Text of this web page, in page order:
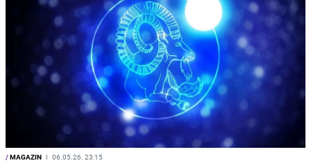
/MAGAZIN I 06.05.26. 23:15